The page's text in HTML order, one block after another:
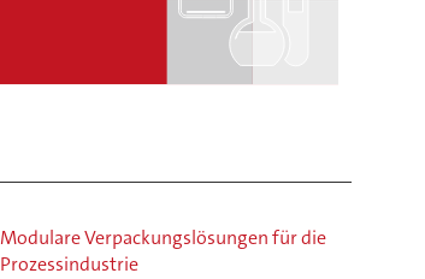
Modulare Verpackungslösungen für die
Prozessindustrie